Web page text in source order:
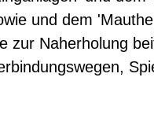
und dem
zur Naherholung